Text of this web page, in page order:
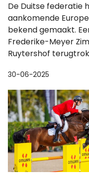
De Duitse federatie
aankomende
bekend gemaakt.
Frederike-Meyer
Ruytershof terugtrok
30-06-2025